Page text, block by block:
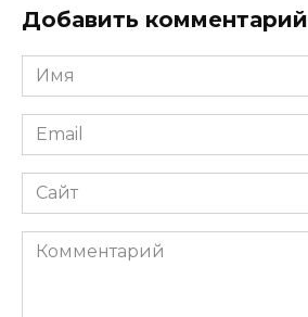
Добавить комментарий
Имя
*
Email
*
Сайт
Комментарий